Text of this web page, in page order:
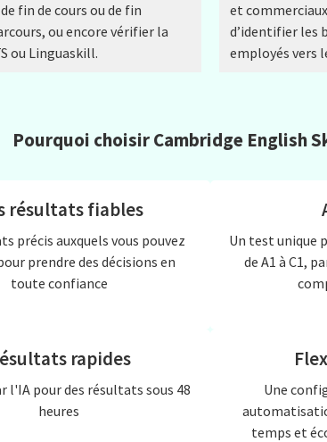
fin de cours ou de fin
ou encore vérifier la
ou Linguaskill.
et
d’identifier les
employés vers
Pourquoi choisir Cambridge English
résultats fiables
précis auxquels vous pouvez
prendre des décisions en
toute confiance
Un test unique
de A1 à C1,
rapides
l'IA pour des résultats sous 48
heures
Une
temps et